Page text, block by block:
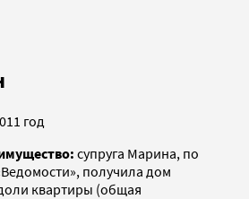
год
супруга Марина, по
Ведомости», получила дом
квартиры (общая